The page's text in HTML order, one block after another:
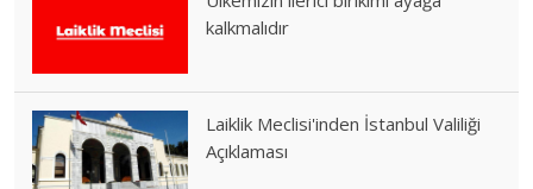
kalkmalıdır
Laiklik Meclisi'inden İstanbul Valiliği
Açıklaması